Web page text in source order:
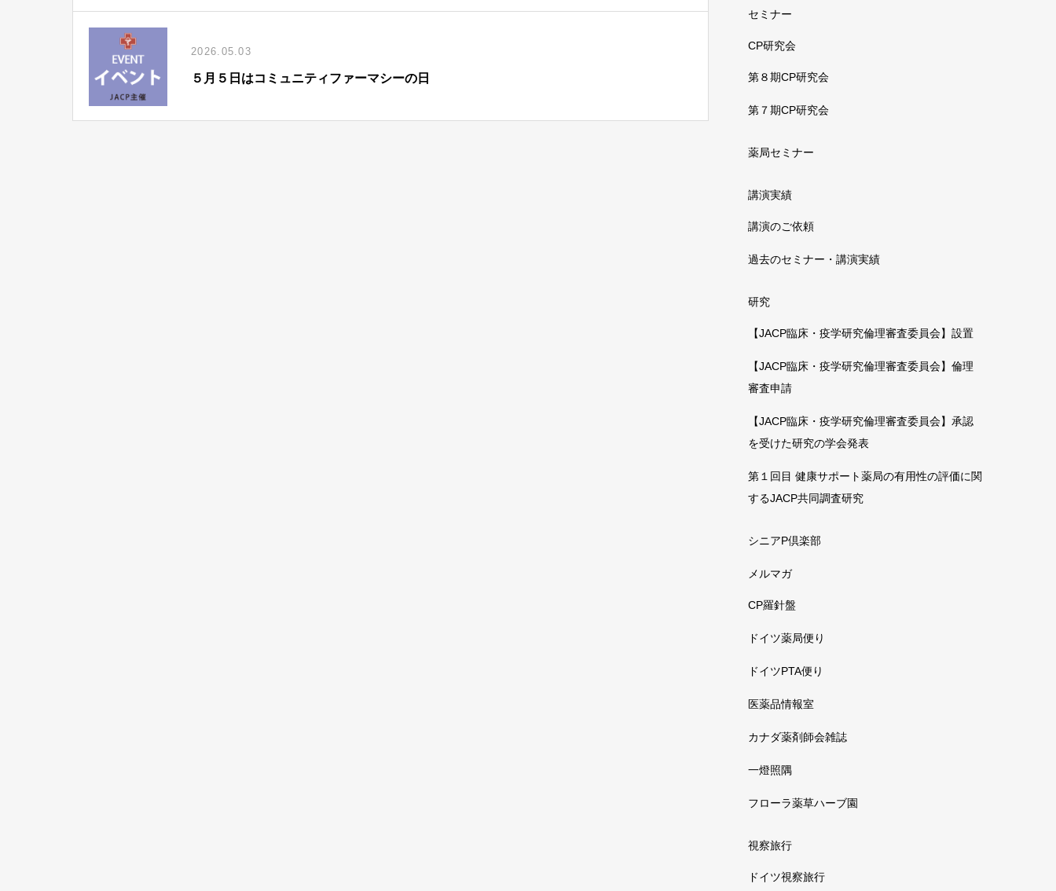
2026.05.03
５月５日はコミュニティファーマシーの日
セミナー
CP研究会
第８期CP研究会
第７期CP研究会
薬局セミナー
講演実績
講演のご依頼
過去のセミナー・講演実績
研究
【JACP臨床・疫学研究倫理審査委員会】設置
【JACP臨床・疫学研究倫理審査委員会】倫理
審査申請
【JACP臨床・疫学研究倫理審査委員会】承認
を受けた研究の学会発表
第１回目 健康サポート薬局の有用性の評価に関
するJACP共同調査研究
シニアP倶楽部
メルマガ
CP羅針盤
ドイツ薬局便り
ドイツPTA便り
医薬品情報室
カナダ薬剤師会雑誌
一燈照隅
フローラ薬草ハーブ園
視察旅行
ドイツ視察旅行